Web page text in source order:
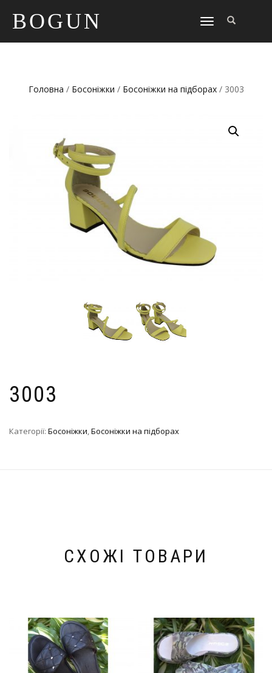
BOGUN
TOGGLE
Головна / Босоніжки / Босоніжки на підборах/ 3003
3003
Категорії: Босоніжки,Босоніжки на підборах
СХОЖІ ТОВАРИ